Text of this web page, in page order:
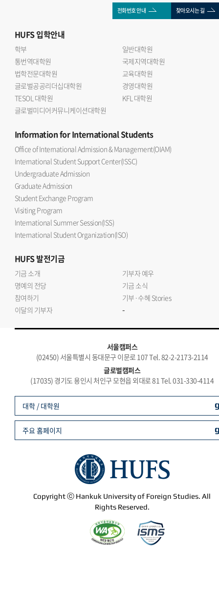
전화번호 안내 찾아오시는 길
HUFS입학안내
학부
일반대학원
통번역대학원
국제지역대학원
법학전문대학원
교육대학원
글로벌공공리더십대학원
경영대학원
TESOL 대학원
KFL 대학원
글로벌미디어커뮤니케이션대학원
Informationfor International Students
Office of International Admission & Management(OIAM)
International Student Support Center(ISSC)
Undergraduate Admission
Graduate Admission
Student Exchange Program
Visiting Program
International Summer Session(ISS)
International Student Organization(ISO)
HUFS발전기금
기금 소개
기부자 예우
명예의 전당
기금 소식
참여하기
기부·수혜 Stories
이달의 기부자
-
서울캠퍼스
(02450) 서울특별시 동대문구 이문로 107 Tel. 82-2-2173-2114
글로벌캠퍼스
(17035) 경기도 용인시 처인구 모현읍 외대로 81 Tel. 031-330-4114
Copyright ⓒ Hankuk University of Foreign Studies. All
Rights Reserved.
대학 / 대학원
주요 홈페이지